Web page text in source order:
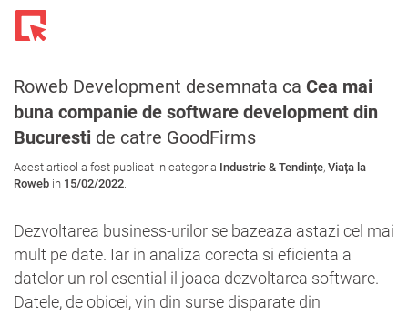
Roweb Development desemnata ca Cea mai
buna companie de software development din
Bucuresti de catre GoodFirms
Acest articol a fost publicat in categoria Industrie & Tendințe, Viața la
Roweb in 15/02/2022.
Dezvoltarea business-urilor se bazeaza astazi cel mai
mult pe date. Iar in analiza corecta si eficienta a
datelor un rol esential il joaca dezvoltarea software.
Datele, de obicei, vin din surse disparate din